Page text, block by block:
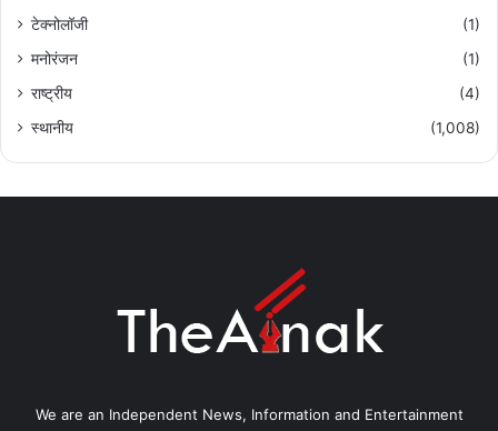
टेक्नोलॉजी
(1)
मनोरंजन
(1)
राष्ट्रीय
(4)
स्थानीय
(1,008)
We are an Independent News, Information and Entertainment